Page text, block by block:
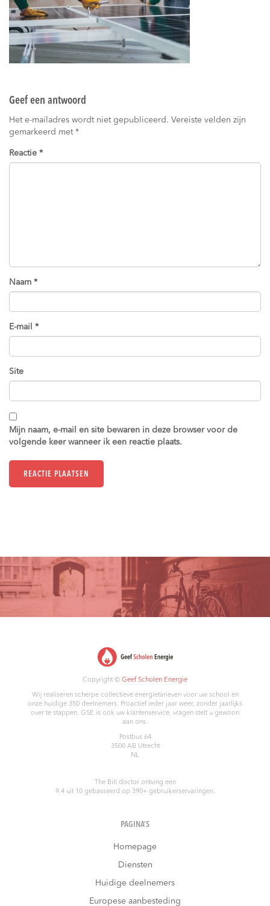
Geef een antwoord
Het e-mailadres wordt niet gepubliceerd. Vereiste velden zijn
gemarkeerd met *
Reactie *
Naam *
E-mail *
Site
Mijn naam, e-mail en site bewaren in deze browser voor de
volgende keer wanneer ik een reactie plaats.
Copyright © Geef Scholen Energie
Wij realiseren scherpe collectieve energietarieven voor uw school en
onze huidige 350 deelnemers. Proactief ieder jaar weer, zonder jaarlijks
over te stappen. GSE is ook uw klantenservice, vragen stelt u gewoon
aan ons.
Postbus 64
3500 AB Utrecht
NL
The Bill doctorontving een
9.4uit 10gebasseerd op 390+ gebruikerservaringen.
PAGINA’S
Homepage
Diensten
Huidige deelnemers
Europese aanbesteding